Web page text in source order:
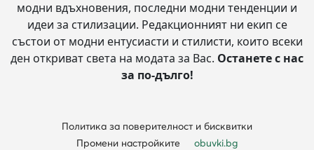
модни вдъхновения, последни модни тенденции и
идеи за стилизации. Редакционният ни екип се
състои от модни ентусиасти и стилисти, които всеки
ден откриват света на модата за Вас. Останете с нас
за по-дълго!
Политика за поверителност и бисквитки
Промени настройките
obuvki.bg